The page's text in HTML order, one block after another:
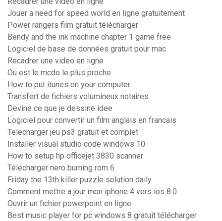
Jouer a need for speed world en ligne gratuitement
Power rangers film gratuit télécharger
Bendy and the ink machine chapter 1 game free
Logiciel de base de données gratuit pour mac
Recadrer une video en ligne
Ou est le mcdo le plus proche
How to put itunes on your computer
Transfert de fichiers volumineux notaires
Devine ce que je dessine idee
Logiciel pour convertir un film anglais en francais
Telecharger jeu ps3 gratuit et complet
Installer visual studio code windows 10
How to setup hp officejet 3830 scanner
Télécharger nero burning rom 6
Friday the 13th killer puzzle solution daily
Comment mettre a jour mon iphone 4 vers ios 8.0
Ouvrir un fichier powerpoint en ligne
Best music player for pc windows 8 gratuit télécharger